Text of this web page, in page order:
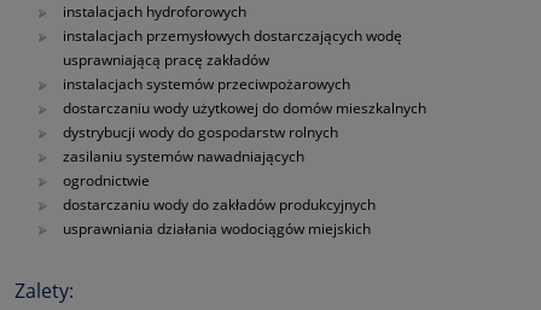
instalacjach hydroforowych
instalacjach przemysłowych dostarczających wodę
usprawniającą pracę zakładów
instalacjach systemów przeciwpożarowych
dostarczaniu wody użytkowej do domów mieszkalnych
dystrybucji wody do gospodarstw rolnych
zasilaniu systemów nawadniających
ogrodnictwie
dostarczaniu wody do zakładów produkcyjnych
usprawniania działania wodociągów miejskich
Zalety: